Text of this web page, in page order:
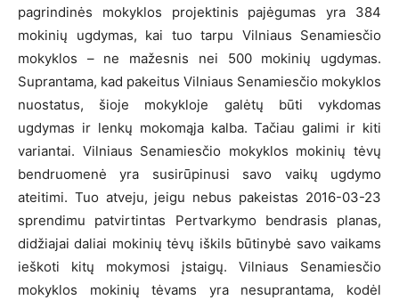
pagrindinės mokyklos projektinis pajėgumas yra 384
mokinių ugdymas, kai tuo tarpu Vilniaus Senamiesčio
mokyklos – ne mažesnis nei 500 mokinių ugdymas.
Suprantama, kad pakeitus Vilniaus Senamiesčio mokyklos
nuostatus, šioje mokykloje galėtų būti vykdomas
ugdymas ir lenkų mokomąja kalba. Tačiau galimi ir kiti
variantai. Vilniaus Senamiesčio mokyklos mokinių tėvų
bendruomenė yra susirūpinusi savo vaikų ugdymo
ateitimi. Tuo atveju, jeigu nebus pakeistas 2016-03-23
sprendimu patvirtintas Pertvarkymo bendrasis planas,
didžiajai daliai mokinių tėvų iškils būtinybė savo vaikams
ieškoti kitų mokymosi įstaigų. Vilniaus Senamiesčio
mokyklos mokinių tėvams yra nesuprantama, kodėl